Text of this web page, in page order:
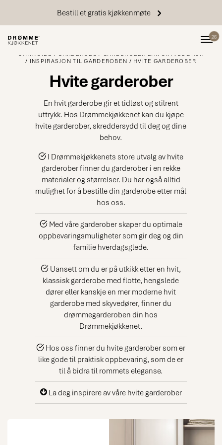
Bestill et gratis kjøkkenmøte
26
STARTSIDE GARDEROBE
GARDEROBER BAK SKYVEDØRER
INSPIRASJON TIL GARDEROBEN
HVITE GARDEROBER
Hvite garderober
En hvit garderobe gir et tidløst og stilrent
uttrykk. Hos Drømmekjøkkenet kan du kjøpe
hvite garderober, skreddersydd til deg og dine
behov.
I Drømmekjøkkenets store utvalg av hvite
garderober finner du garderober i en rekke
materialer og størrelser. Du har også alltid
mulighet for å bestille din garderobe etter mål
hos oss.
Med våre garderober skaper du optimale
oppbevaringsmuligheter som gir deg og din
familie hverdagsglede.
Uansett om du er på utkikk etter en hvit,
klassisk garderobe med flotte, hengslede
dører eller kanskje en mer moderne hvit
garderobe med skyvedører, finner du
drømmegarderoben din hos
Drømmekjøkkenet.
Hos oss finner du hvite garderober som er
like gode til praktisk oppbevaring, som de er
til å bidra til rommets eleganse.
La deg inspirere av våre hvite garderober